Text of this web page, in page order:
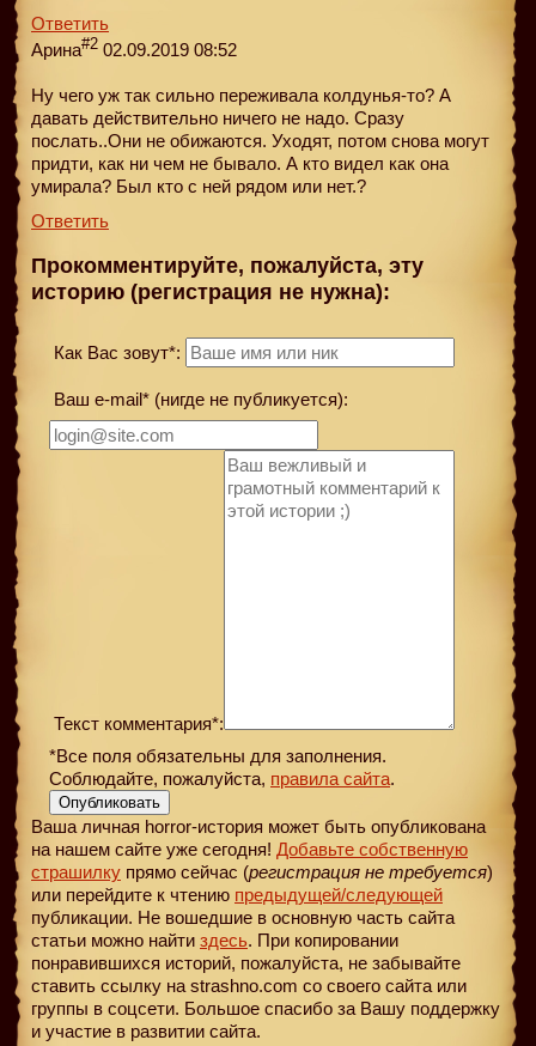
Ответить
Арина#2 02.09.2019 08:52
Ну чего уж так сильно переживала колдунья-то? А
давать действительно ничего не надо. Сразу
послать..Они не обижаются. Уходят, потом снова могут
придти, как ни чем не бывало. А кто видел как она
умирала? Был кто с ней рядом или нет.?
Ответить
Прокомментируйте, пожалуйста, эту
историю (регистрация не нужна):
Как Вас зовут*:
Ваш e-mail* (нигде не публикуется):
Текст комментария*:
*Все поля обязательны для заполнения.
Соблюдайте, пожалуйста, правила сайта.
Опубликовать
Ваша личная horror-история может быть опубликована
на нашем сайте уже сегодня! Добавьте собственную
страшилку прямо сейчас (регистрация не требуется)
или перейдите к чтению предыдущей/следующей
публикации. Не вошедшие в основную часть сайта
статьи можно найти здесь. При копировании
понравившихся историй, пожалуйста, не забывайте
ставить ссылку на strashno.com со своего сайта или
группы в соцсети. Большое спасибо за Вашу поддержку
и участие в развитии сайта.